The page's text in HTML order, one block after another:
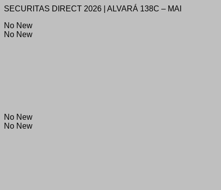
SECURITAS DIRECT 2026 | ALVARÁ 138C – MAI
No New
No New
No New
No New